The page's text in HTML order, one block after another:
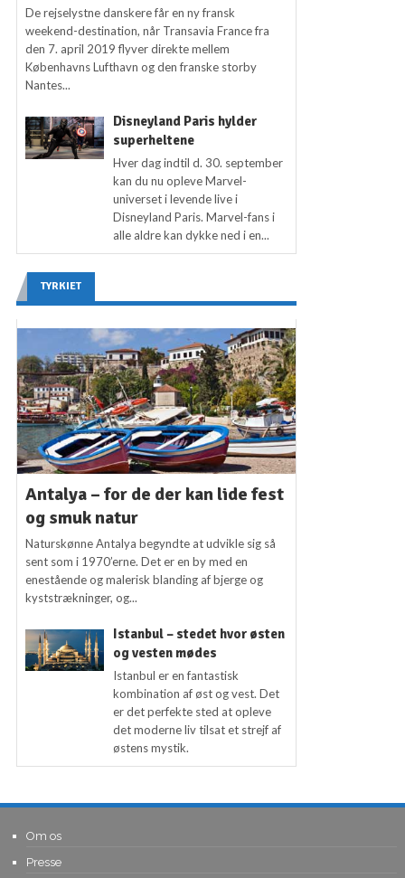
De rejselystne danskere får en ny fransk
weekend-destination, når Transavia France fra
den 7. april 2019 flyver direkte mellem
Københavns Lufthavn og den franske storby
Nantes...
Disneyland Paris hylder
superheltene
Hver dag indtil d. 30. september
kan du nu opleve Marvel-
universet i levende live i
Disneyland Paris. Marvel-fans i
alle aldre kan dykke ned i en...
TYRKIET
Antalya – for de der kan lide fest
og smuk natur
Naturskønne Antalya begyndte at udvikle sig så
sent som i 1970’erne. Det er en by med en
enestående og malerisk blanding af bjerge og
kyststrækninger, og...
Istanbul – stedet hvor østen
og vesten mødes
Istanbul er en fantastisk
kombination af øst og vest. Det
er det perfekte sted at opleve
det moderne liv tilsat et strejf af
østens mystik.
Om os
Presse